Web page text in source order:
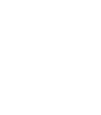
של אוטו